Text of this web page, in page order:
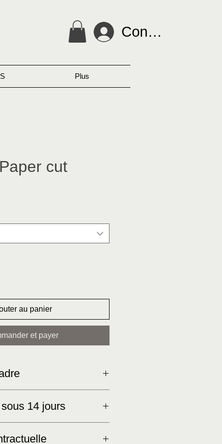
Connexion
Plus
cut
au panier
et payer
coloré ou clair pour mettre en
14 jours